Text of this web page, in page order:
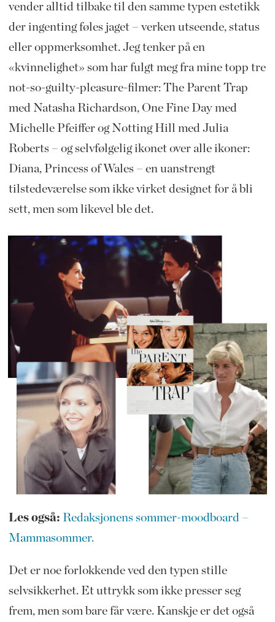
vender alltid tilbake til den samme typen estetikk
der ingenting føles jaget – verken utseende, status
eller oppmerksomhet. Jeg tenker på en
«kvinnelighet» som har fulgt meg fra mine topp tre
not-so-guilty-pleasure-filmer: The Parent Trap
med Natasha Richardson, One Fine Day med
Michelle Pfeiffer og Notting Hill med Julia
Roberts – og selvfølgelig ikonet over alle ikoner:
Diana, Princess of Wales – en uanstrengt
tilstedeværelse som ikke virket designet for å bli
sett, men som likevel ble det.
Les også: Redaksjonens sommer-moodboard –
Mammasommer.
Det er noe forlokkende ved den typen stille
selvsikkerhet. Et uttrykk som ikke presser seg
frem, men som bare får være. Kanskje er det også